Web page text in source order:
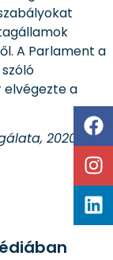
A Parlament a
a
2020.